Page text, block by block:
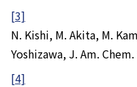
[3]
N. Kishi, M. Akita, M.
Yoshizawa, J. Am.
[4]